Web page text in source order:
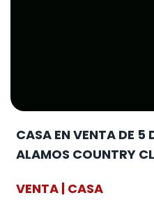
CASA EN VENTA DE 5
ALAMOS COUNTRY
VENTA | CASA